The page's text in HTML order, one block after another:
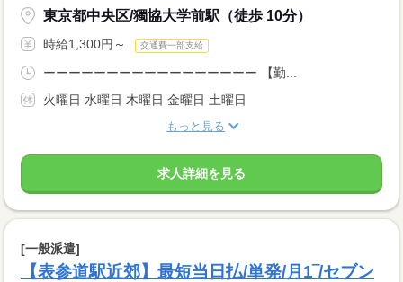
東京都中央区/獨協大学前駅（徒歩 10分）
時給1,300円～ 交通費一部支給
ーーーーーーーーーーーーーーーーー 【勤...
火曜日 水曜日 木曜日 金曜日 土曜日
もっと見る
求人詳細を見る
[一般派遣]
【表参道駅近郊】最短当日払/単発/月1‾/セブン